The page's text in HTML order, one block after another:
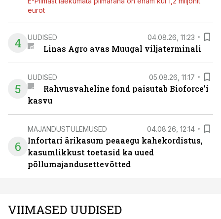
eurot
4 UUDISED 04.08.26, 11:23
Linas Agro avas Muugal viljaterminali
5
UUDISED 05.08.26, 11:17
Rahvusvaheline fond paisutab Bioforce’i
kasvu
6
MAJANDUSTULEMUSED 04.08.26, 12:14
Infortari ärikasum peaaegu kahekordistus,
kasumlikkust toetasid ka uued
põllumajandusettevõtted
VIIMASED UUDISED